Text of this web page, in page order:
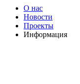
О нас
Новости
Проекты
Информация